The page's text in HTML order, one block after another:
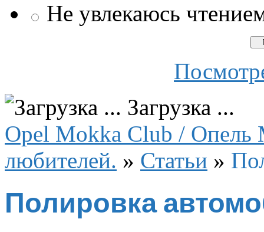
Не увлекаюсь
Загрузка ...
Opel Mokka Club / Опель
любителей. » Статьи »
Полировка